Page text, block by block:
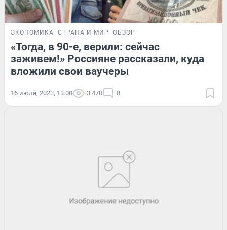
ЭКОНОМИКА СТРАНА И МИР ОБЗОР
«Тогда, в 90-е, верили: сейчас
заживем!» Россияне рассказали, куда
вложили свои ваучеры
16 июля, 2023, 13:00 3 470 8